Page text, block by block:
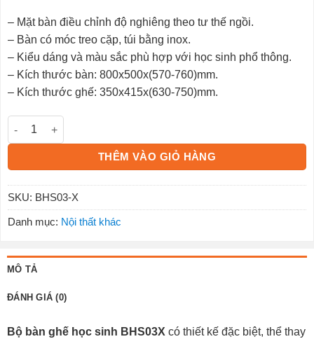
– Mặt bàn điều chỉnh độ nghiêng theo tư thế ngồi.
– Bàn có móc treo cặp, túi bằng inox.
– Kiểu dáng và màu sắc phù hợp với học sinh phổ thông.
– Kích thước bàn: 800x500x(570-760)mm.
– Kích thước ghế: 350x415x(630-750)mm.
Bàn Học Sinh BHS03-X số lượng
THÊM VÀO GIỎ HÀNG
SKU: BHS03-X
Danh mục: Nội thất khác
MÔ TẢ
ĐÁNH GIÁ (0)
Bộ bàn ghế học sinh BHS03X có thiết kế đặc biệt, thể thay